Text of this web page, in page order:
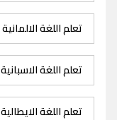
تعلم اللغة الالمانية
تعلم اللغة الاسبانية
تعلم اللغة الايطالية